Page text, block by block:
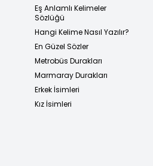
Eş Anlamlı Kelimeler
Sözlüğü
Hangi Kelime Nasıl Yazılır?
En Güzel Sözler
Metrobüs Durakları
Marmaray Durakları
Erkek İsimleri
Kız İsimleri